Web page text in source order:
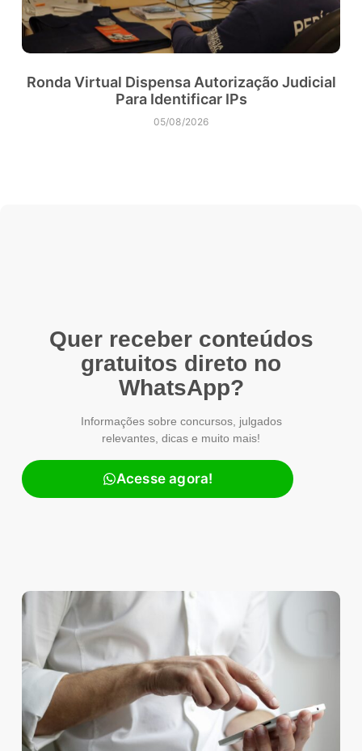
Ronda Virtual Dispensa Autorização Judicial
Para Identificar IPs
05/08/2026
Quer receber conteúdos
gratuitos direto no
WhatsApp?
Informações sobre concursos, julgados
relevantes, dicas e muito mais!
Acesse agora!